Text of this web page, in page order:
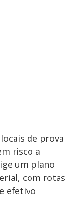
de prova
risco a
um plano
com rotas
efetivo